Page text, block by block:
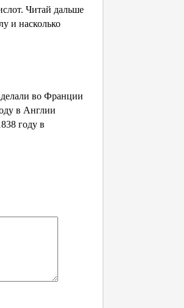
Читай дальше
и насколько
во Франции
в Англии
году в